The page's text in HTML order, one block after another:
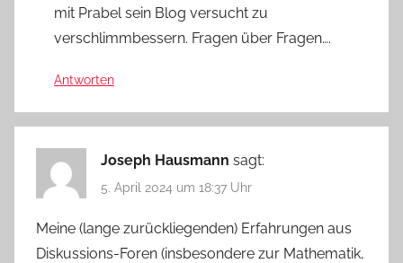
mit Prabel sein Blog versucht zu
verschlimmbessern. Fragen über Fragen….
Antworten
Joseph Hausmann sagt:
5. April 2024 um 18:37 Uhr
Meine (lange zurückliegenden) Erfahrungen aus
Diskussions-Foren (insbesondere zur Mathematik,